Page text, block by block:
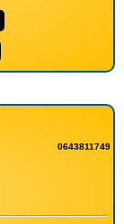
0643811749